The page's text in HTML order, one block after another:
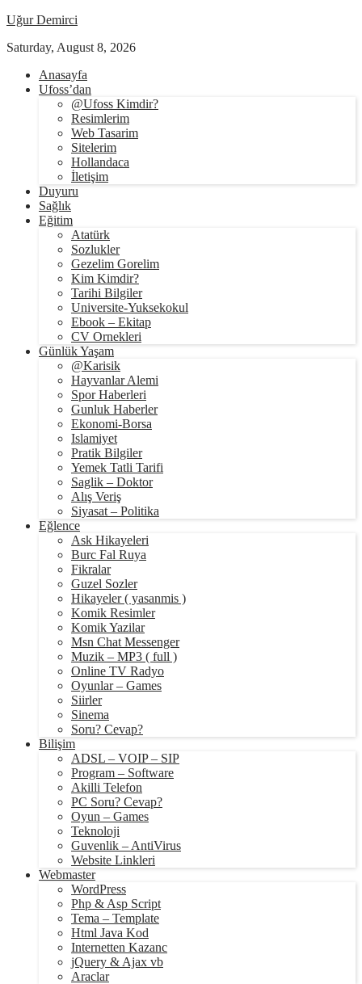
Uğur Demirci
Saturday, August 8, 2026
Anasayfa
Ufoss’dan
@Ufoss Kimdir?
Resimlerim
Web Tasarim
Sitelerim
Hollandaca
İletişim
Duyuru
Sağlık
Eğitim
Atatürk
Sozlukler
Gezelim Gorelim
Kim Kimdir?
Tarihi Bilgiler
Universite-Yuksekokul
Ebook – Ekitap
CV Ornekleri
Günlük Yaşam
@Karisik
Hayvanlar Alemi
Spor Haberleri
Gunluk Haberler
Ekonomi-Borsa
Islamiyet
Pratik Bilgiler
Yemek Tatli Tarifi
Saglik – Doktor
Alış Veriş
Siyasat – Politika
Eğlence
Ask Hikayeleri
Burc Fal Ruya
Fikralar
Guzel Sozler
Hikayeler ( yasanmis )
Komik Resimler
Komik Yazilar
Msn Chat Messenger
Muzik – MP3 ( full )
Online TV Radyo
Oyunlar – Games
Siirler
Sinema
Soru? Cevap?
Bilişim
ADSL – VOIP – SIP
Program – Software
Akilli Telefon
PC Soru? Cevap?
Oyun – Games
Teknoloji
Guvenlik – AntiVirus
Website Linkleri
Webmaster
WordPress
Php & Asp Script
Tema – Template
Html Java Kod
Internetten Kazanc
jQuery & Ajax vb
Araclar